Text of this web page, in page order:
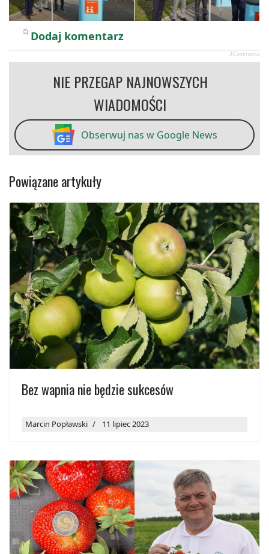
DSC00338 DSC00369
Dodaj komentarz
JComments
NIE PRZEGAP NAJNOWSZYCH
WIADOMOŚCI
Obserwuj nas w Google News
Powiązane artykuły
Bez wapnia nie będzie sukcesów
Marcin Popławski 11 lipiec 2023